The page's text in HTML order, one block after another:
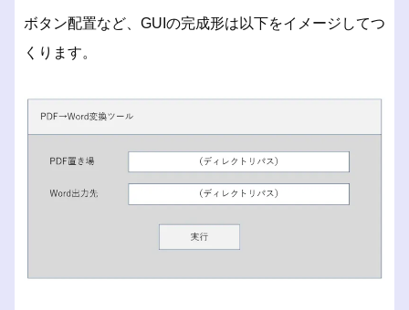
ボタン配置など、GUIの完成形は以下をイメージしてつ
くります。